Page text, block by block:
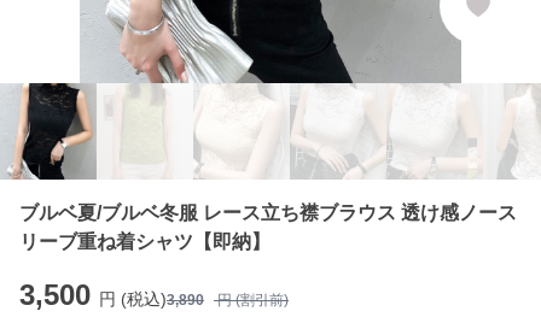
ブルベ夏/ブルベ冬服 レース立ち襟ブラウス 透け感ノース
リーブ重ね着シャツ【即納】
3,500 円 (税込)3,890 円 (割引前)